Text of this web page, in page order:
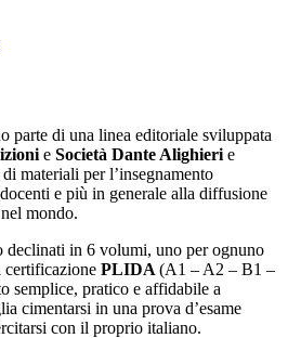
parte di una linea editoriale sviluppata
eSocietà Dante Alighieri e
materiali per l’insegnamento
e più in generale alla diffusione
mondo.
declinati in 6 volumi, uno per ognuno
certificazionePLIDA(A1 – A2 – B1 –
semplice, pratico e affidabile a
cimentarsi in una prova d’esame
con il proprio italiano.